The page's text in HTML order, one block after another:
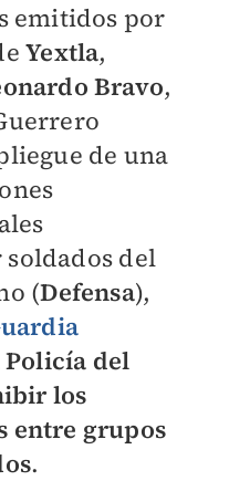
emitidos por
Yextla,
Bravo,
de una
del
(Defensa),
Policía del
los
entre grupos
.